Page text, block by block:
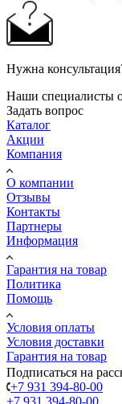
Нужна
Наши специалисты
Задать вопрос
Каталог
Акции
Компания
О компании
Отзывы
Контакты
Партнеры
Информация
Гарантия на товар
Политика
Помощь
Условия оплаты
Условия доставки
Гарантия на товар
Подписаться на
+7 931 394-80-00
+7 931 394-80-00